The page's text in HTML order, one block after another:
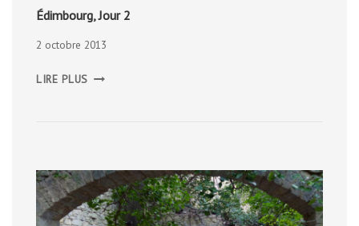
Édimbourg, Jour 2
2 octobre 2013
LIRE PLUS JOUR